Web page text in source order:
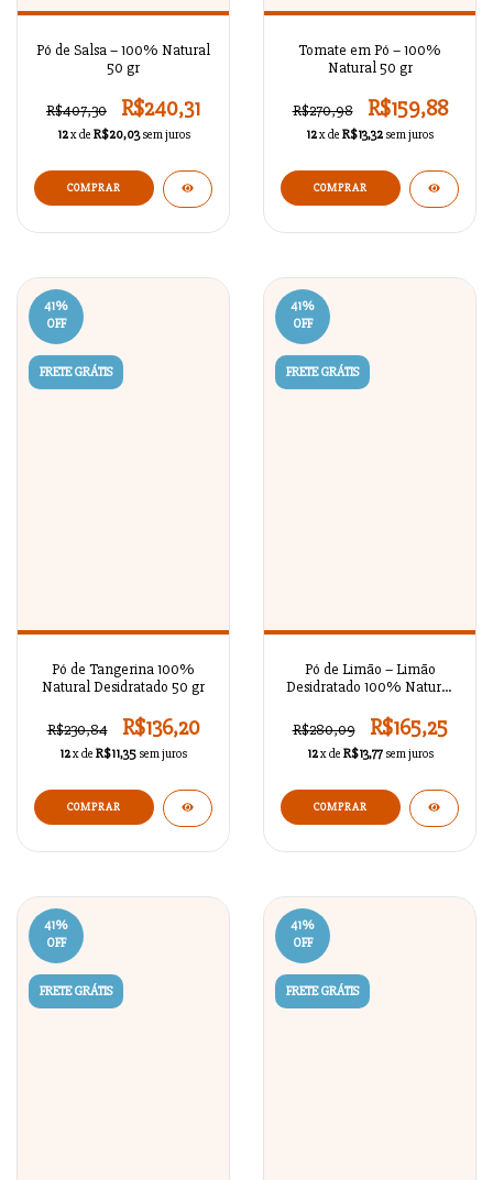
Pó de Salsa – 100% Natural
50 gr
R$407,30 R$240,31
12x de R$20,03 sem juros
Tomate em Pó – 100%
Natural 50 gr
R$270,98 R$159,88
12x de R$13,32 sem juros
41%
OFF
FRETE GRÁTIS
Pó de Tangerina 100%
Natural Desidratado 50 gr
R$230,84 R$136,20
12x de R$11,35 sem juros
41%
OFF
FRETE GRÁTIS
Pó de Limão – Limão
Desidratado 100% Natural
R$280,09
R$165,25
12x de R$13,77 sem juros
41%
OFF
FRETE GRÁTIS
41%
OFF
FRETE GRÁTIS